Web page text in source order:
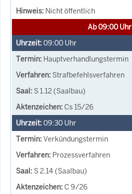
Nicht öffentlich
Ab 09:00 Uhr
09:00 Uhr
Hauptverhandlungstermin
Strafbefehlsverfahren
S 1.12 (Saalbau)
Cs 15/26
09:30 Uhr
Verkündungstermin
Prozessverfahren
S 2.14 (Saalbau)
C 9/26